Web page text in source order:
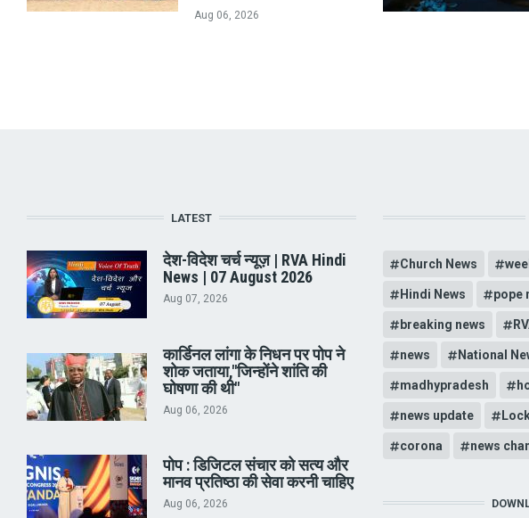
Aug 06, 2026
LATEST
देश-विदेश चर्च न्यूज़ | RVA Hindi
News | 07 August 2026
Aug 07, 2026
कार्डिनल लांगा के निधन पर पोप ने
शोक जताया,"जिन्होंने शांति की
घोषणा की थी"
Aug 06, 2026
पोप : डिजिटल संचार को सत्य और
मानव प्रतिष्ठा की सेवा करनी चाहिए
Aug 06, 2026
Church News
Hindi News pope
breaking news
news National
madhypradesh
news update
corona news